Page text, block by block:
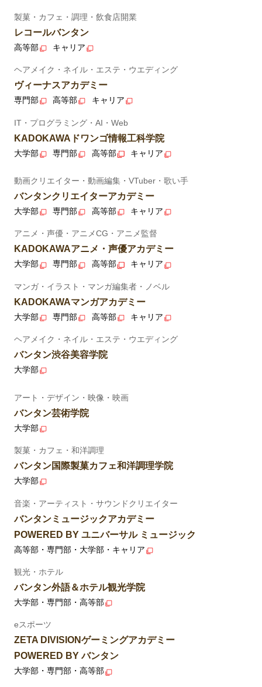
製菓・カフェ・調理・飲食店開業
レコールバンタン
高等部 キャリア
ヘアメイク・ネイル・エステ・ウエディング
ヴィーナスアカデミー
専門部 高等部 キャリア
IT・プログラミング・AI・Web
KADOKAWAドワンゴ情報工科学院
大学部 専門部 高等部 キャリア
動画クリエイター・動画編集・VTuber・歌い手
バンタンクリエイターアカデミー
大学部 専門部 高等部 キャリア
アニメ・声優・アニメCG・アニメ監督
KADOKAWAアニメ・声優アカデミー
大学部 専門部 高等部 キャリア
マンガ・イラスト・マンガ編集者・ノベル
KADOKAWAマンガアカデミー
大学部 専門部 高等部 キャリア
ヘアメイク・ネイル・エステ・ウエディング
バンタン渋谷美容学院
大学部
アート・デザイン・映像・映画
バンタン芸術学院
大学部
製菓・カフェ・和洋調理
バンタン国際製菓カフェ和洋調理学院
大学部
音楽・アーティスト・サウンドクリエイター
バンタンミュージックアカデミー
POWERED BY ユニバーサル ミュージック
高等部・専門部・大学部・キャリア
観光・ホテル
バンタン外語＆ホテル観光学院
大学部・専門部・高等部
eスポーツ
ZETA DIVISIONゲーミングアカデミー
POWERED BY バンタン
大学部・専門部・高等部